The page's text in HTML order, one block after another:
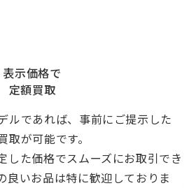
表示価格で
定額買取
ルであれば、事前にご提示した
が可能です。
した価格でスムーズにお取引でき
良いお品は特に歓迎しておりま